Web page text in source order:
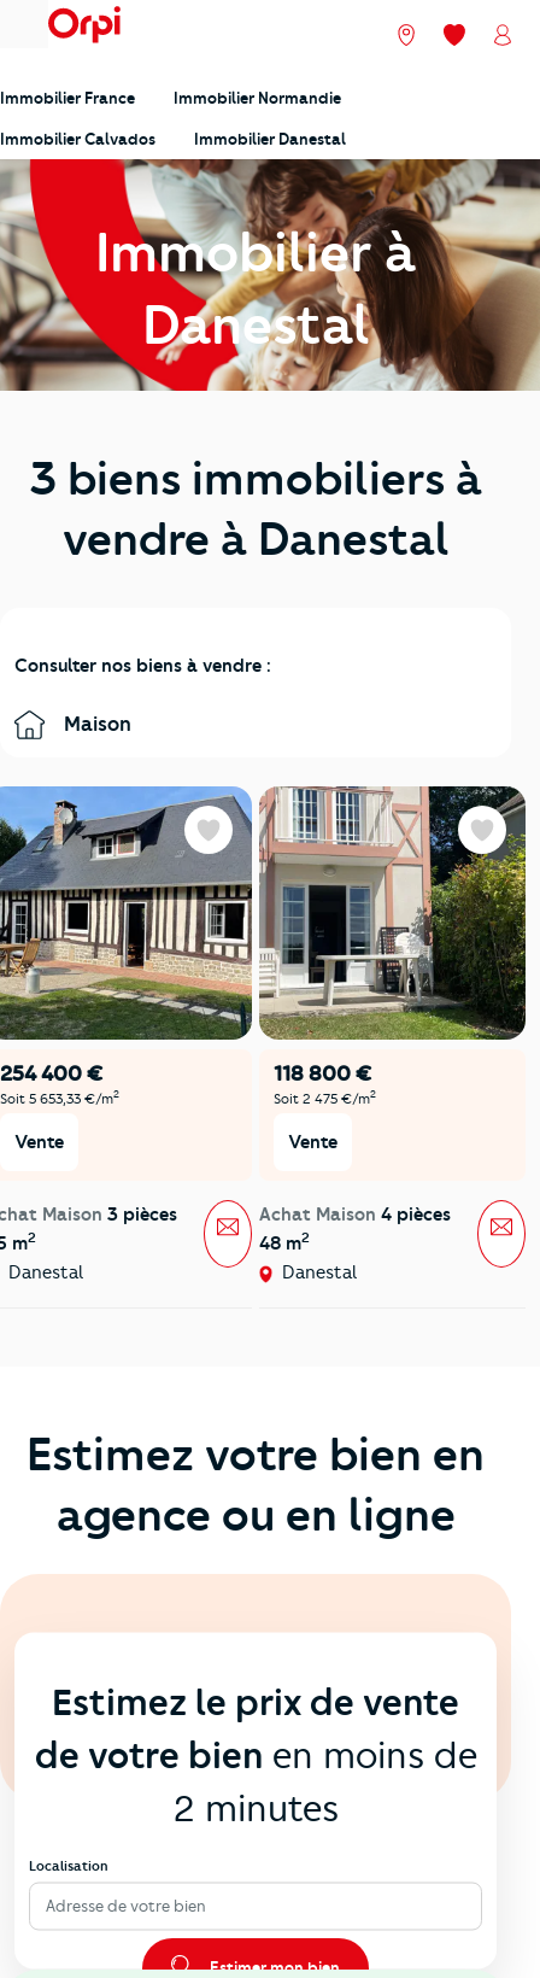
menu Nos agences
Mes
Immobilier France Immobilier Normandie
Immobilier Calvados Immobilier Danestal
Immobilier à
Danestal
3 biens immobiliers à
vendre à Danestal
Consulter nos biens à vendre :
Maison
254 400 €
Soit 5 653,33 €/m2
Vente
Maison 3 pièces
m2
Danestal
Favoris
Message
118 800 €
Soit 2 475 €/m2
Vente
Achat Maison 4 pièces
48 m2
Danestal
Favoris
Estimez votre bien en
agence ou en ligne
Estimez le prix de vente
de votre bien en moins de
2 minutes
Localisation
Adresse de votre bien
Estimer mon bien